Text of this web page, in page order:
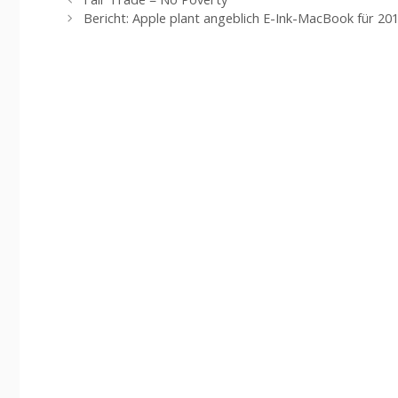
Bericht: Apple plant angeblich E-Ink-MacBook für